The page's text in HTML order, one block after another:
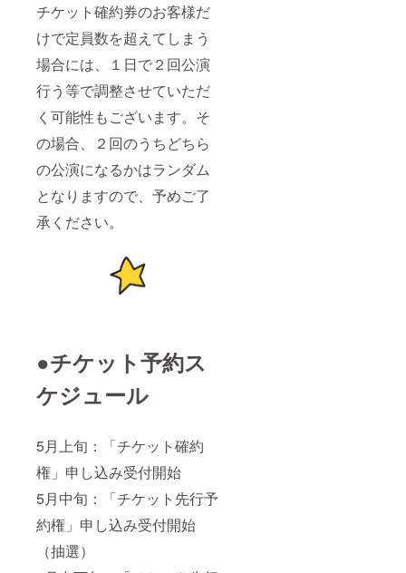
チケット確約券のお客様だ
けで定員数を超えてしまう
場合には、１日で２回公演
行う等で調整させていただ
く可能性もございます。そ
の場合、２回のうちどちら
の公演になるかはランダム
となりますので、予めご了
承ください。
●チケット予約ス
ケジュール
5月上旬：「チケット確約
権」申し込み受付開始
5月中旬：「チケット先行予
約権」申し込み受付開始
（抽選）